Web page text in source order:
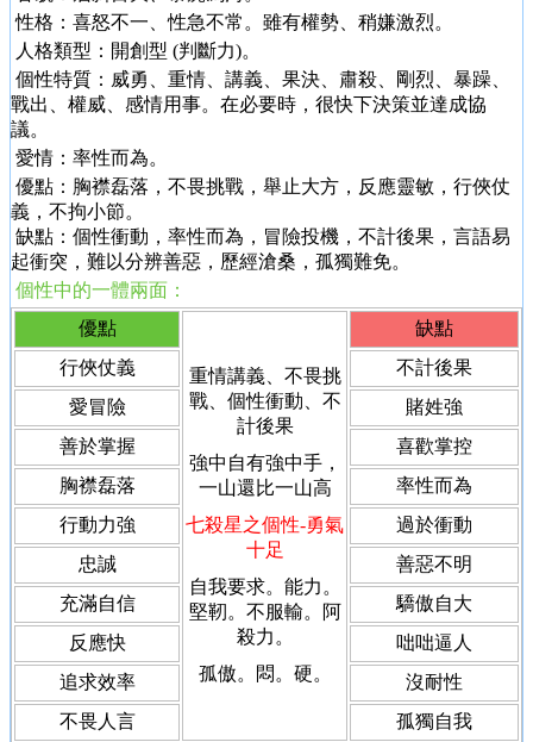
性格：喜怒不一、性急不常。雖有權勢、稍嫌激烈。
人格類型：開創型 (判斷力)。
個性特質：威勇、重情、講義、果決、肅殺、剛烈、暴躁、
戰出、權威、感情用事。在必要時，很快下決策並達成協
議。
愛情：率性而為。
優點：胸襟磊落，不畏挑戰，舉止大方，反應靈敏，行俠仗
義，不拘小節。
缺點：個性衝動，率性而為，冒險投機，不計後果，言語易
起衝突，難以分辨善惡，歷經滄桑，孤獨難免。
個性中的一體兩面：
優點
重情講義、不畏挑
戰、個性衝動、不
計後果
強中自有強中手，
一山還比一山高
七殺星之個性-勇氣
十足
自我要求。能力。
堅靭。不服輸。阿
殺力。
孤傲。悶。硬。
缺點
行俠仗義
不計後果
愛冒險
賭姓強
善於掌握
喜歡掌控
胸襟磊落
率性而為
行動力強
過於衝動
忠誠
善惡不明
充滿自信
驕傲自大
反應快
咄咄逼人
追求效率
沒耐性
不畏人言
孤獨自我